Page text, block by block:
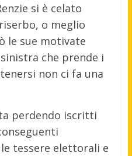
si è celato
o meglio
le sue motivate
che prende i
non ci fa una
perdendo iscritti
tessere elettorali e